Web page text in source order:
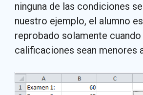
ninguna de las condiciones
nuestro ejemplo, el alumno
reprobado solamente cuando
calificaciones sean menores